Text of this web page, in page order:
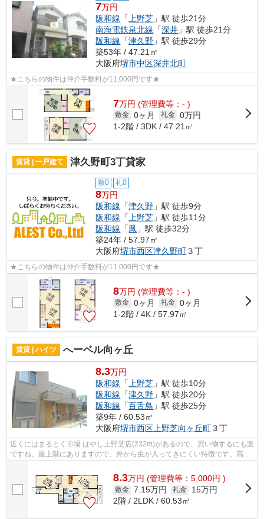
7万円
阪和線 「 上野芝 」駅 徒歩21分
南海電鉄泉北線 「深井 」駅 徒歩21分
阪和線 「津久野 」駅 徒歩29分
築53年 / 47.21㎡
大阪府堺市中区深井北町
★こちらの物件は仲介手数料が11,000円です★
7万円 (管理費等：- )
敷金 0ヶ月 礼金 0万円
1-2階 / 3DK / 47.21㎡
賃貸 | 一戸建て 津久野町3丁貸家
敷0 礼0
8万円
阪和線 「津久野 」駅 徒歩9分
阪和線 「 上野芝 」駅 徒歩11分
阪和線 「鳳 」駅 徒歩32分
築24年 / 57.97㎡
大阪府堺市西区津久野町３丁
★こちらの物件は仲介手数料が11,000円です★
8万円 (管理費等：- )
敷金 0ヶ月 礼金 0ヶ月
1-2階 / 4K / 57.97㎡
賃貸 | ハイツ へーベル向ヶ丘
8.3万円
阪和線 「 上野芝 」駅 徒歩10分
阪和線 「津久野 」駅 徒歩20分
阪和線 「百舌鳥 」駅 徒歩25分
築9年 / 60.53㎡
大阪府堺市西区 上野芝向ヶ丘町３丁
近くにはまるとく市場 はやし上野芝店(232m)があるので、買い物するにも楽
ですね。最上階にありますので、外から虫が入ってきにくい特徴です。高い
耐久性、高い信頼性の鉄骨造物件。多...
8.3万円 (管理費等：5,000円 )
敷金 7.15万円 礼金
15万円
2階 / 2LDK / 60.53㎡